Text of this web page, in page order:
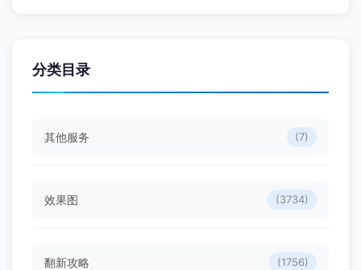
分类目录
其他服务 (7)
效果图 (3734)
翻新攻略 (1756)